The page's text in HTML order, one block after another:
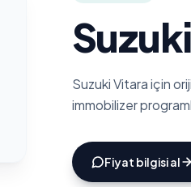
Suzuki Vitara için
immobilizer
Fiyat bilgisi al